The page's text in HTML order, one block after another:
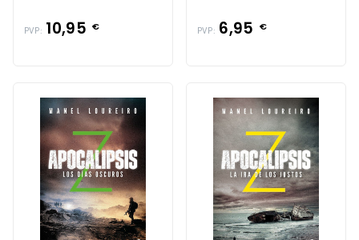
PVP: 10,95 € PVP: 6,95 €